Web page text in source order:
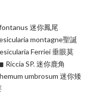
迷你鳳尾
montagne聖誕
Ferriei 垂眼莫
SP. 迷你鹿角
umbrosum 迷你矮